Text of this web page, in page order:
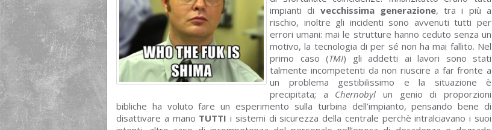
impianti di vecchissima generazione, tra i più a
rischio, inoltre gli incidenti sono avvenuti tutti per
errori umani: mai le strutture hanno ceduto senza un
motivo, la tecnologia di per sé non ha mai fallito. Nel
primo caso (TMI) gli addetti ai lavori sono stati
talmente incompetenti da non riuscire a far fronte a
un problema gestibilissimo e la situazione è
precipitata; a Chernobyl un genio di proporzioni
bibliche ha voluto fare un esperimento sulla turbina dell’impianto, pensando bene di
disattivare a mano TUTTI i sistemi di sicurezza della centrale perchè intralciavano i suoi